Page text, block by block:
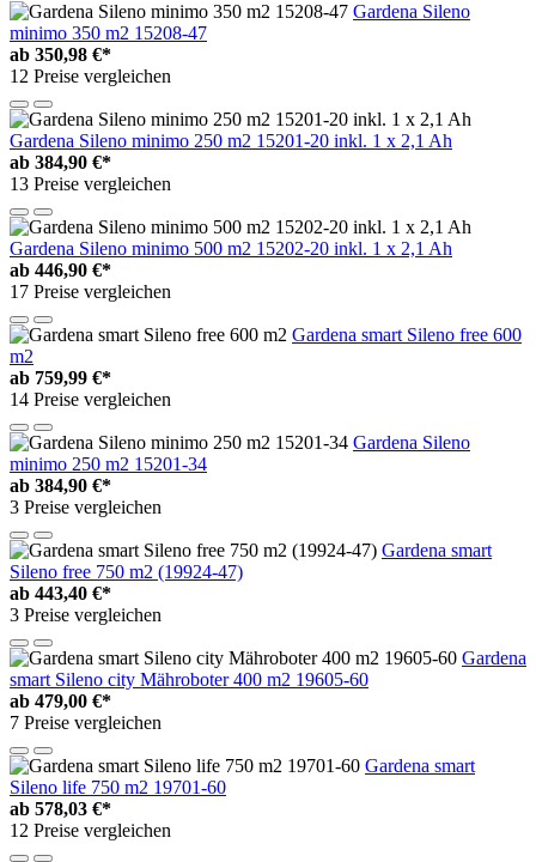
Gardena Sileno
minimo 350 m2 15208-47
ab 350,98 €*
12 Preise vergleichen
Gardena Sileno minimo 250 m2 15201-20 inkl. 1 x 2,1 Ah
ab 384,90 €*
13 Preise vergleichen
Gardena Sileno minimo 500 m2 15202-20 inkl. 1 x 2,1 Ah
ab 446,90 €*
17 Preise vergleichen
Gardena smart Sileno free 600
m2
ab 759,99 €*
14 Preise vergleichen
Gardena Sileno
minimo 250 m2 15201-34
ab 384,90 €*
3 Preise vergleichen
Gardena smart
Sileno free 750 m2 (19924-47)
ab 443,40 €*
3 Preise vergleichen
Gardena
smart Sileno city Mähroboter 400 m2 19605-60
ab 479,00 €*
7 Preise vergleichen
Gardena smart
Sileno life 750 m2 19701-60
ab 578,03 €*
12 Preise vergleichen